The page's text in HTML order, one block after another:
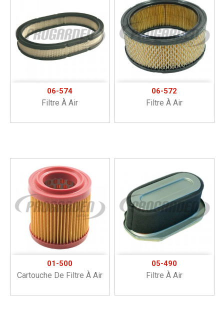
06-574
Filtre À Air
06-572
Filtre À Air
01-500
Cartouche De Filtre À Air
05-490
Filtre À Air